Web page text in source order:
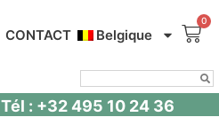
CONTACT Belgique
Tél : +32 495 10 24 36